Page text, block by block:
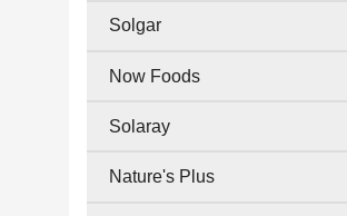
Solgar
Now Foods
Solaray
Nature's Plus